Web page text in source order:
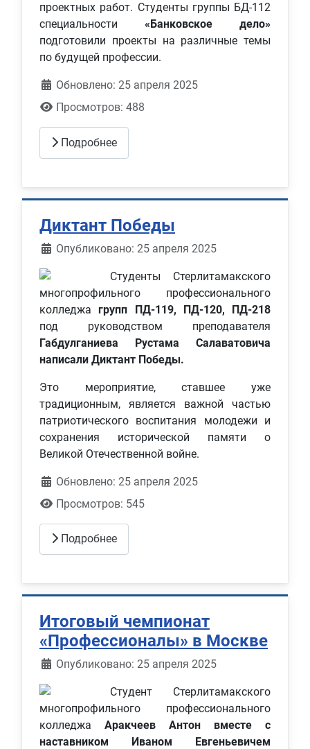
проектных работ. Студенты группы БД-112
специальности «Банковское дело»
подготовили проекты на различные темы
по будущей профессии.
Обновлено: 25 апреля 2025
Просмотров: 488
Подробнее
Диктант Победы
Информация о материале
Опубликовано: 25 апреля 2025
Студенты Стерлитамакского
многопрофильного профессионального
колледжагрупп ПД-119, ПД-120, ПД-218
под руководством преподавателя
Габдулганиева Рустама Салаватовича
написали Диктант Победы.
Это мероприятие, ставшее уже
традиционным, является важной частью
патриотического воспитания молодежи и
сохранения исторической памяти о
Великой Отечественной войне.
Обновлено: 25 апреля 2025
Просмотров: 545
Подробнее
Итоговый чемпионат
«Профессионалы» в Москве
Информация о материале
Опубликовано: 25 апреля 2025
Студент Стерлитамакского
многопрофильного профессионального
колледжа Аракчеев Антон вместе с
наставником Иваном Евгеньевичем